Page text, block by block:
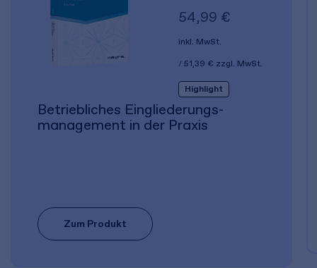
54,99 €
inkl. MwSt.
51,39 € zzgl. MwSt.
Highlight
Betriebliches Eingliederungs­
management in der Praxis
Zum Produkt